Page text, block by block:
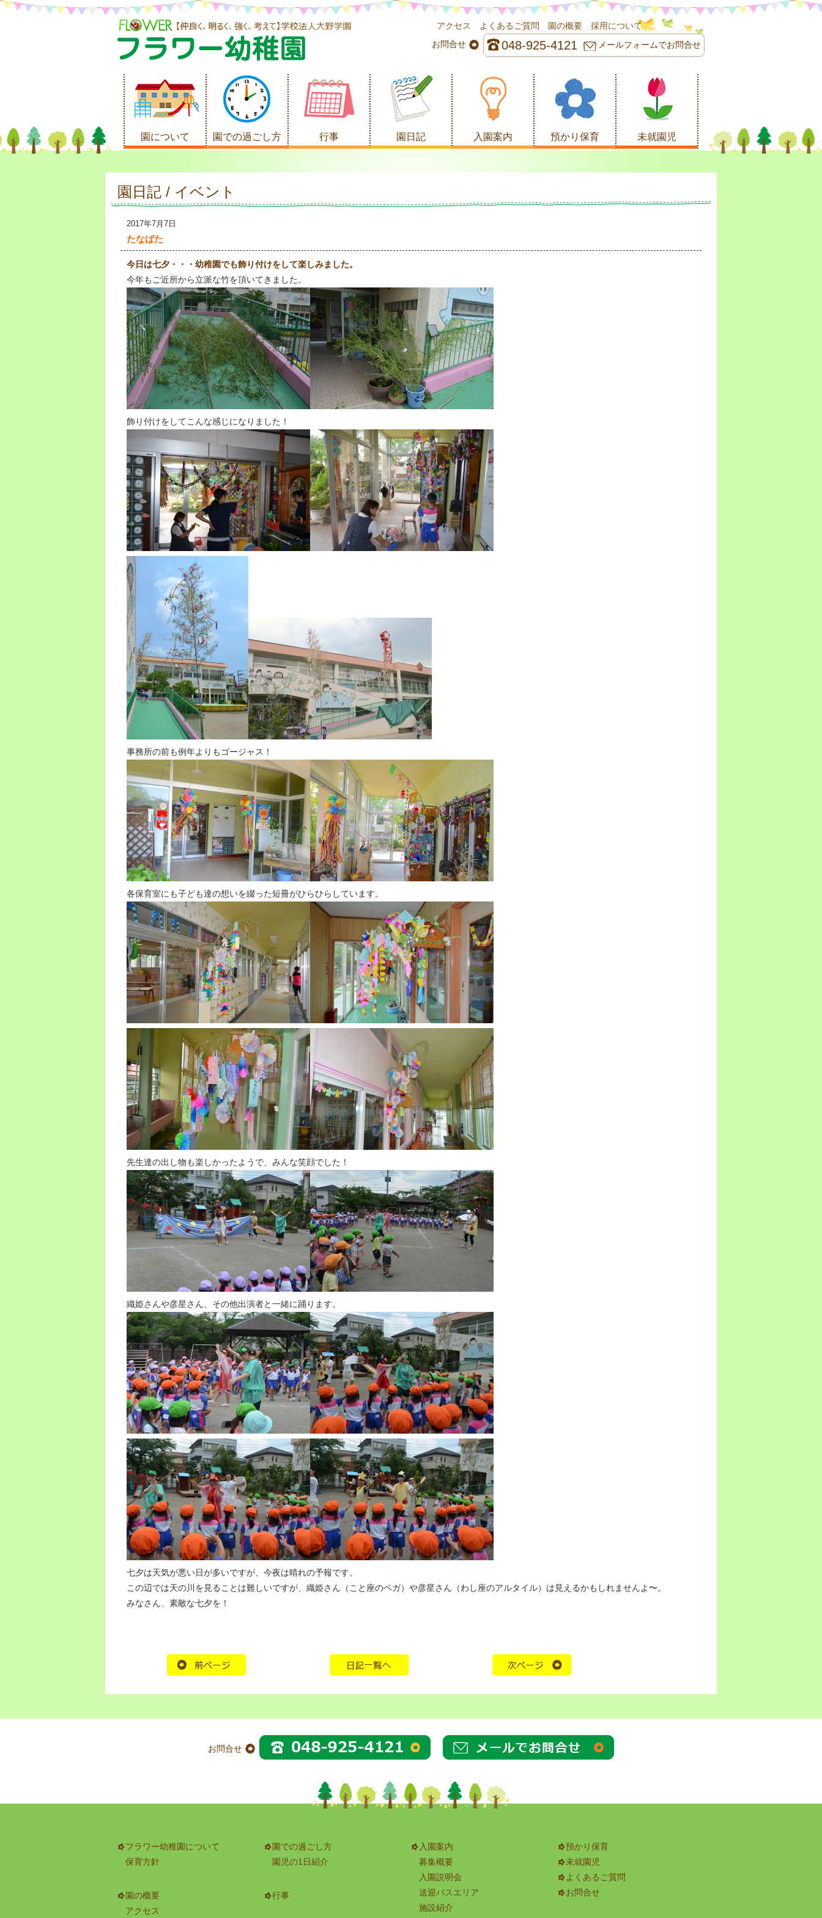
アクセス よくあるご質問 園の概要
採用について
お問合せ
048-925-4121 メールフォームでお問合せ
園について 園での過ごし方 行事 園日記 入園案内 預かり保育 未就園児
園日記 / イベント
2017年7月7日
たなばた
今日は七夕・・・幼稚園でも飾り付けをして楽しみました。
今年もご近所から立派な竹を頂いてきました。
飾り付けをしてこんな感じになりました！
事務所の前も例年よりもゴージャス！
各保育室にも子ども達の想いを綴った短冊がひらひらしています。
先生達の出し物も楽しかったようで、みんな笑顔でした！
織姫さんや彦星さん、その他出演者と一緒に踊ります。
七夕は天気が悪い日が多いですが、今夜は晴れの予報です。
この辺では天の川を見ることは難しいですが、織姫さん（こと座のベガ）や彦星さん（わし座のアルタイル）は見えるかもしれませんよ〜。
みなさん、素敵な七夕を！
お問合せ
フラワー幼稚園について
保育方針
園の概要
アクセス
園での過ごし方
園児の1日紹介
行事
入園案内
募集概要
入園説明会
送迎バスエリア
施設紹介
預かり保育
未就園児
よくあるご質問
お問合せ